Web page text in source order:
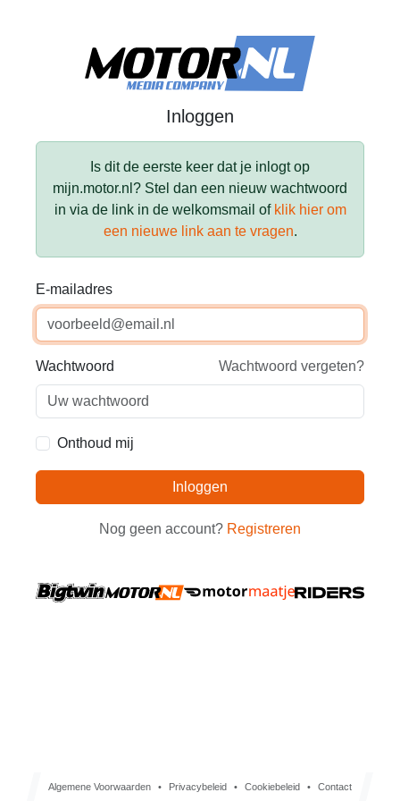
Inloggen
Is dit de eerste keer dat je inlogt op
mijn.motor.nl? Stel dan een nieuw wachtwoord
in via de link in de welkomsmail of klik hier om
een nieuwe link aan te vragen.
E-mailadres
Wachtwoord Wachtwoord vergeten?
Onthoud mij
Inloggen
Nog geen account? Registreren
Algemene Voorwaarden • Privacybeleid • Cookiebeleid • Contact